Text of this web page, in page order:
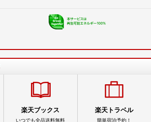
楽天ブックス
いつでも全品送料無料
楽天トラベル
簡単宿泊予約！